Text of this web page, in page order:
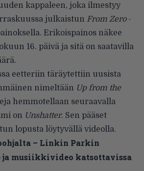
kappaleen, joka ilmestyy
julkaistun From Zero-
Erikoispainos näkee
16. päivä ja sitä on saatavilla
eetteriin täräytettiin uusista
nimeltään Up from the
hemmotellaan seuraavalla
on Unshatter. Sen pääset
lopusta löytyvällä videolla.
– Linkin Parkin
ja musiikkivideo katsottavissa